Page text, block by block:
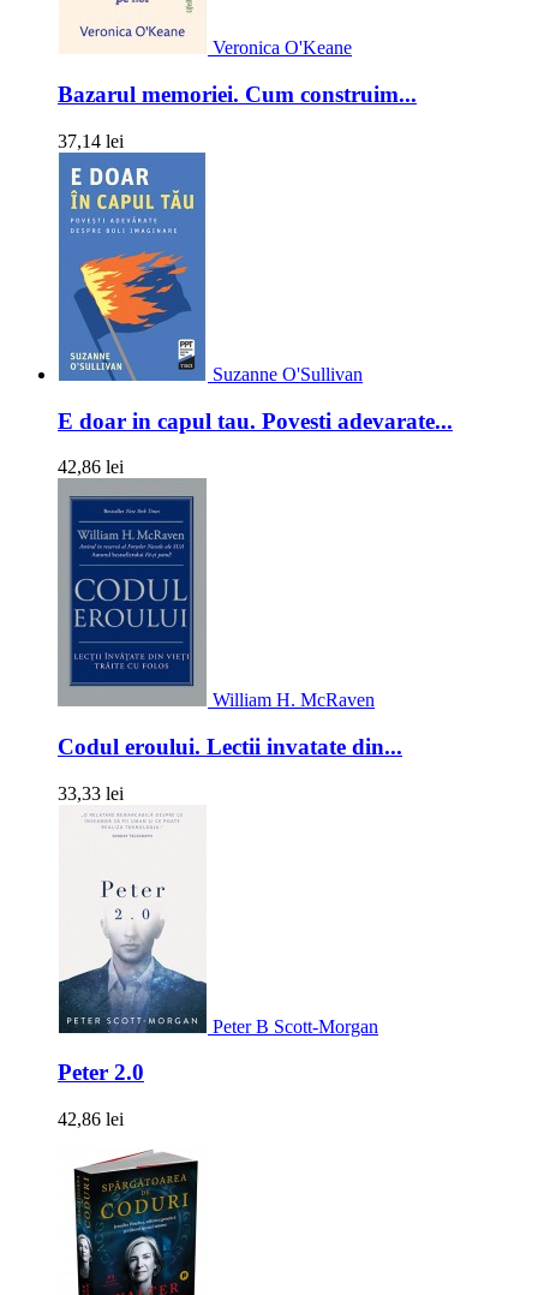
Veronica O'Keane
Bazarul memoriei. Cum construim...
37,14 lei
Suzanne O'Sullivan
E doar in capul tau. Povesti adevarate...
42,86 lei
William H. McRaven
Codul eroului. Lectii invatate din...
33,33 lei
Peter B Scott-Morgan
Peter 2.0
42,86 lei